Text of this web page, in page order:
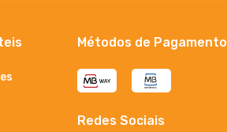
Métodos de Pagamento
Redes Sociais